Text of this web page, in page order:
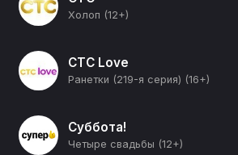
Холоп (12+)
СТС Love
Ранетки (219-я серия) (16+)
Суббота!
Четыре свадьбы (12+)